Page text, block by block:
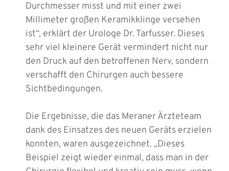
Durchmesser misst und mit einer zwei
Millimeter großen Keramikklinge versehen
ist“, erklärt der Urologe Dr. Tarfusser. Dieses
sehr viel kleinere Gerät vermindert nicht nur
den Druck auf den betroffenen Nerv, sondern
verschafft den Chirurgen auch bessere
Sichtbedingungen.
Die Ergebnisse, die das Meraner Ärzteteam
dank des Einsatzes des neuen Geräts erzielen
konnten, waren ausgezeichnet. „Dieses
Beispiel zeigt wieder einmal, dass man in der